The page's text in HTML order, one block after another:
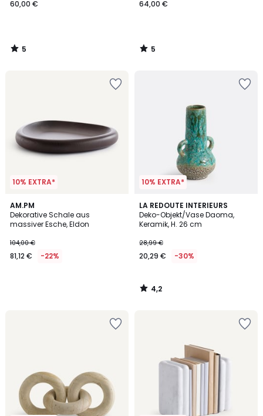
60,00 €
5
/
64,00 €
5
/
10% EXTRA*
AM.PM
Dekorative Schale aus
massiver Esche, Eldon
104,00 €
81,12 € -22%
10% EXTRA*
LA REDOUTE INTERIEURS
Deko-Objekt/Vase Daoma,
Keramik, H. 26 cm
28,99 €
20,29 € -30%
4,2
/ 5
4,2
/